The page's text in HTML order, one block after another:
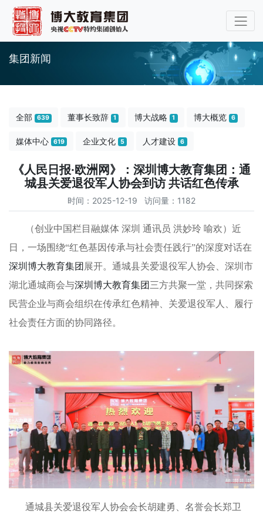
集团新闻
全部 639 董事长致辞 1 博大战略 1 博大概览 6
媒体中心 619 企业文化 5 人才建设 6
《人民日报·欧洲网》：深圳博大教育集团：通
城县关爱退役军人协会到访 共话红色传承
时间：2025-12-19 访问量：1182
（创业中国栏目融媒体 深圳 通讯员 洪妙玲 喻欢）近
日，一场围绕“红色基因传承与社会责任践行”的深度对话在
深圳博大教育集团 展开。通城县关爱退役军人协会、深圳市
湖北通城商会与深圳博大教育集团 三方共聚一堂，共同探索
民营企业与商会组织在传承红色精神、关爱退役军人、履行
社会责任方面的协同路径。
通城县关爱退役军人协会会长胡建勇、名誉会长郑卫